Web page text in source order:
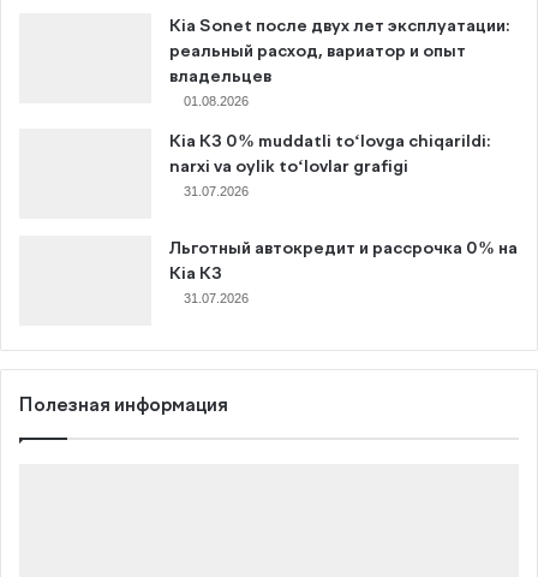
Kia Sonet после двух лет эксплуатации:
реальный расход, вариатор и опыт
владельцев
01.08.2026
Kia K3 0% muddatli to‘lovga chiqarildi:
narxi va oylik to‘lovlar grafigi
31.07.2026
Льготный автокредит и рассрочка 0% на
Kia K3
31.07.2026
Полезная информация